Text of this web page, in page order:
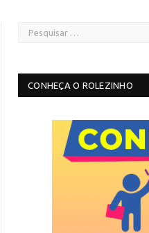
CONHEÇA O ROLEZINHO